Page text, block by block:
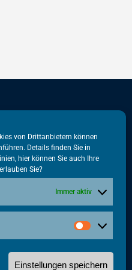
von Drittanbietern können
Details finden Sie in
, hier können Sie auch Ihre
Sie?
Immer aktiv
Einstellungen speichern
49-51
77